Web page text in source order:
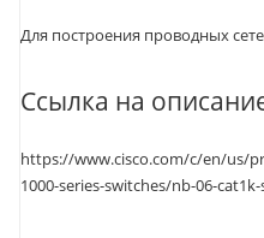
Для построения проводных
Ссылка на
https://www.cisco.com/c/en/us/
1000-series-switches/nb-06-